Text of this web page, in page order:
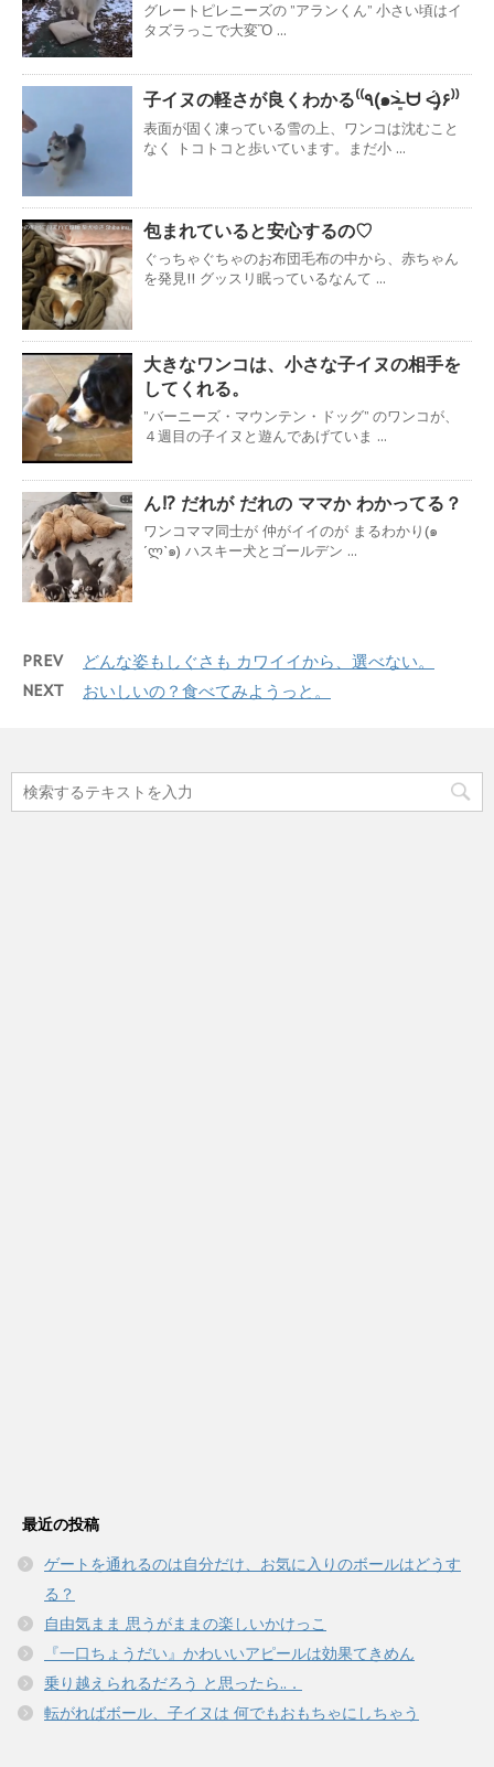
グレートピレニーズの ”アランくん” 小さい頃はイ
タズラっこで大変Ὂ ...
子イヌの軽さが良くわかる⁽⁽٩(๑˃̶͈̀ ᗨ ˂̶͈́)۶⁾⁾
表面が固く凍っている雪の上、ワンコは沈むこと
なく トコトコと歩いています。まだ小 ...
包まれていると安心するの♡
ぐっちゃぐちゃのお布団毛布の中から、赤ちゃん
を発見!! グッスリ眠っているなんて ...
大きなワンコは、小さな子イヌの相手を
してくれる。
”バーニーズ・マウンテン・ドッグ” のワンコが、
４週目の子イヌと遊んであげていま ...
ん!? だれが だれの ママか わかってる？
ワンコママ同士が 仲がイイのが まるわかり(๑
´ლ`๑) ハスキー犬とゴールデン ...
PREV どんな姿もしぐさも カワイイから、選べない。
NEXT おいしいの？食べてみようっと。
最近の投稿
ゲートを通れるのは自分だけ、お気に入りのボールはどうす
る？
自由気まま 思うがままの楽しいかけっこ
『一口ちょうだい』かわいいアピールは効果てきめん
乗り越えられるだろう と思ったら..．
転がればボール、子イヌは 何でもおもちゃにしちゃう